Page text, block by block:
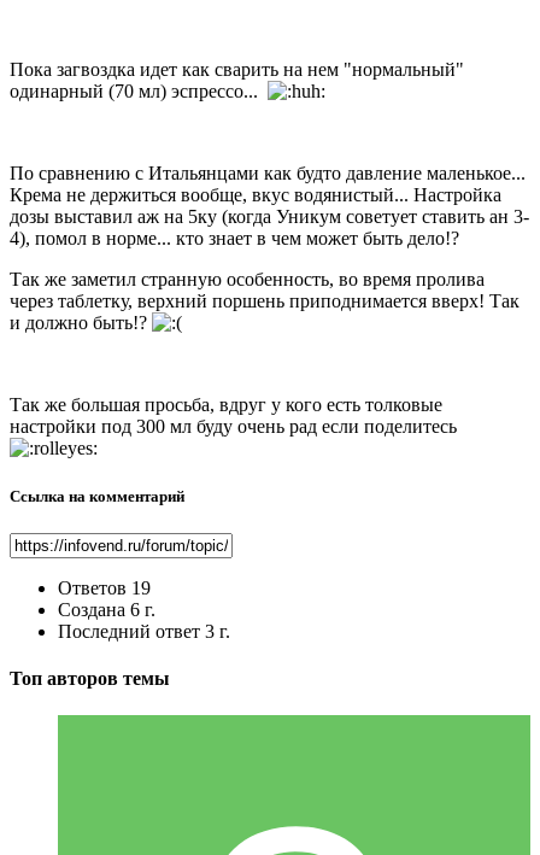
Пока загвоздка идет как сварить на нем "нормальный"
одинарный (70 мл) эспрессо...
По сравнению с Итальянцами как будто давление маленькое...
Крема не держиться вообще, вкус водянистый... Настройка
дозы выставил аж на 5ку (когда Уникум советует ставить ан 3-
4), помол в норме... кто знает в чем может быть дело!?
Так же заметил странную особенность, во время пролива
через таблетку, верхний поршень приподнимается вверх! Так
и должно быть!?
Так же большая просьба, вдруг у кого есть толковые
настройки под 300 мл буду очень рад если поделитесь
Ссылка на комментарий
Ответов 19
Создана 6 г.
Последний ответ 3 г.
Топ авторов темы